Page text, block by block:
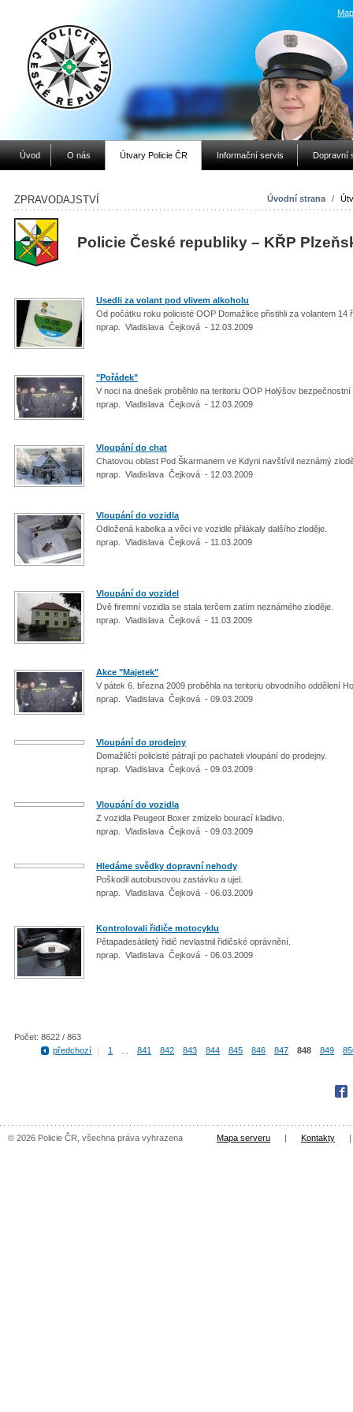
Úvod O nás Útvary Policie ČR Informační servis Dopravní
Úvodní strana /
ZPRAVODAJSTVÍ
Policie České republiky – KŘP
Usedli za volant pod vlivem alkoholu
Od počátku roku policisté OOP Domažlice přistihli za volantem
nprap. Vladislava Čejková - 12.03.2009
"Pořádek"
V noci na dnešek proběhlo na teritoriu OOP Holýšov
nprap. Vladislava Čejková - 12.03.2009
Vloupání do chat
Chatovou oblast Pod Škarmanem ve Kdyni navštívil neznámý
nprap. Vladislava Čejková - 12.03.2009
Vloupání do vozidla
Odložená kabelka a věci ve vozidle přilákaly dalšího zloděje.
nprap. Vladislava Čejková - 11.03.2009
Vloupání do vozidel
Dvě firemní vozidla se stala terčem zatím neznámého zloděje.
nprap. Vladislava Čejková - 11.03.2009
Akce "Majetek"
V pátek 6. března 2009 proběhla na teritoriu obvodního oddělení
nprap. Vladislava Čejková - 09.03.2009
Vloupání do prodejny
Domažličtí policisté pátrají po pachateli vloupání do prodejny.
nprap. Vladislava Čejková - 09.03.2009
Vloupání do vozidla
Z vozidla Peugeot Boxer zmizelo bourací kladivo.
nprap. Vladislava Čejková - 09.03.2009
Hledáme svědky dopravní nehody
Poškodil autobusovou zastávku a ujel.
nprap. Vladislava Čejková - 06.03.2009
Kontrolovali řidiče motocyklu
Pětapadesátiletý řidič nevlastnil řidičské oprávnění.
nprap. Vladislava Čejková - 06.03.2009
Počet: 8622 / 863
předchozí
| 1 841 842 843 844 845 846 847 848 849
© 2026 Policie ČR, všechna práva vyhrazena Mapa serveru | Kontakty |